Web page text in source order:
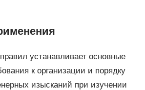
устанавливает основные
к организации и порядку
изысканий при изучении